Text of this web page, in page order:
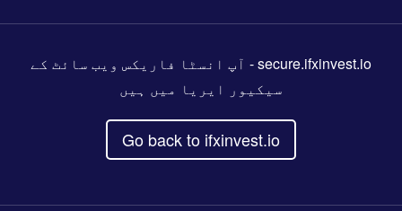
secure.ifxinvest.io- آپ انسٹا فاریکس ویب سائٹ کے
سیکیور ایریا میں ہیں
Go back to ifxinvest.io